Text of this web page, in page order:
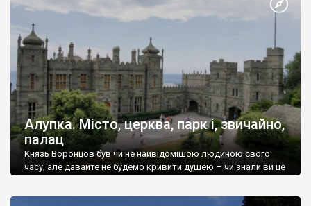
Алупка. Місто, церква, парк і, звичайно,
палац
Князь Воронцов був чи не найвідомішою людиною свого
часу, але давайте не будемо кривити душею – чи знали ви це